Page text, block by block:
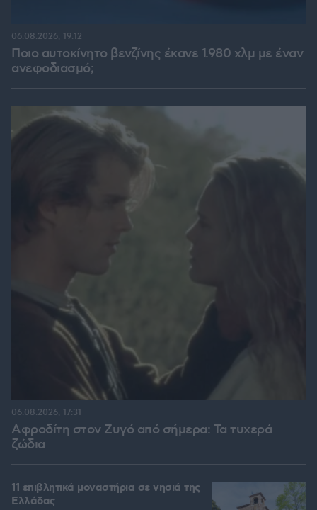
Ποιο αυτοκίνητο βενζίνης έκανε 1.980 χλμ με έναν
ανεφοδιασμό;
06.08.2026, 19:12
Αφροδίτη στον Ζυγό από σήμερα: Τα τυχερά
ζώδια
06.08.2026, 17:31
11 επιβλητικά μοναστήρια σε νησιά της
Ελλάδας